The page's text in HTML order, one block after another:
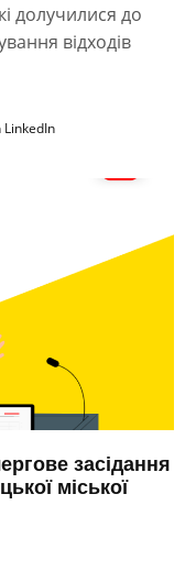
долучилися до
відходів
засідання
міської